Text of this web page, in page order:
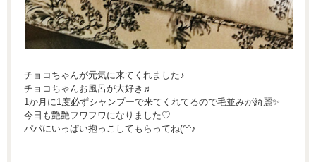
チョコちゃんが元気に来てくれました♪
チョコちゃんお風呂が大好き♬
1か月に1度必ずシャンプーで来てくれてるので毛並みが綺麗✨
今日も艶艶フワフワになりました♡
パパにいっぱい抱っこしてもらってね(^^♪